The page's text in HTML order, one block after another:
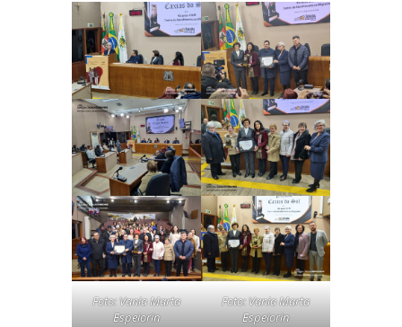
Foto: Vania Marta
Espeiorin
Foto: Vania Marta
Espeiorin